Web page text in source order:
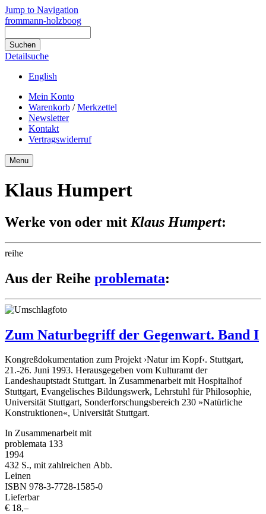
Jump to Navigation
frommann-holzboog
Detailsuche
English
Mein Konto
Warenkorb /Merkzettel
Newsletter
Kontakt
Vertragswiderruf
Menu
Klaus Humpert
Werke von oder mit Klaus Humpert:
reihe
Aus der Reihe problemata:
Zum Naturbegriff der Gegenwart. Band I
Kongreßdokumentation zum Projekt ›Natur im Kopf‹. Stuttgart,
21.-26. Juni 1993. Herausgegeben vom Kulturamt der
Landeshauptstadt Stuttgart. In Zusammenarbeit mit Hospitalhof
Stuttgart, Evangelisches Bildungswerk, Lehrstuhl für Philosophie,
Universität Stuttgart, Sonderforschungsbereich 230 »Natürliche
Konstruktionen«, Universität Stuttgart.
In Zusammenarbeit mit
problemata 133
1994
432 S., mit zahlreichen Abb.
Leinen
ISBN 978-3-7728-1585-0
Lieferbar
€ 18,–